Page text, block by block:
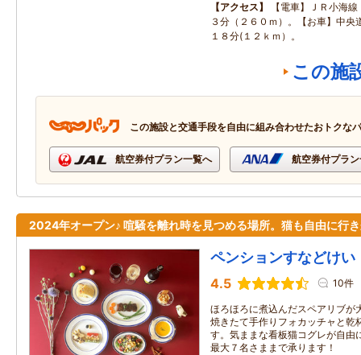
アクセス
【電車】ＪＲ小海
３分（２６０ｍ）。【お車】中央
１８分(１２ｋｍ）。
この施
この施設と交通手段を自由に組み合わせたおトクな
航空券付プラン一覧へ 航空券付プラ
2024年オープン♪ 喧騒を離れ時を見つめる場所。猫も自由に行
ペンションすなどけい
4.5 10件
ほろほろに煮込んだスペアリブが
焼きたて手作りフォカッチャと乾
す。気ままな看板猫コグレが自由
最大７名さままで承ります！